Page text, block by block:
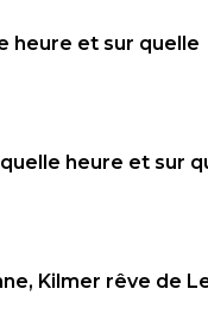
heure et sur quelle
heure et sur
Kilmer rêve de